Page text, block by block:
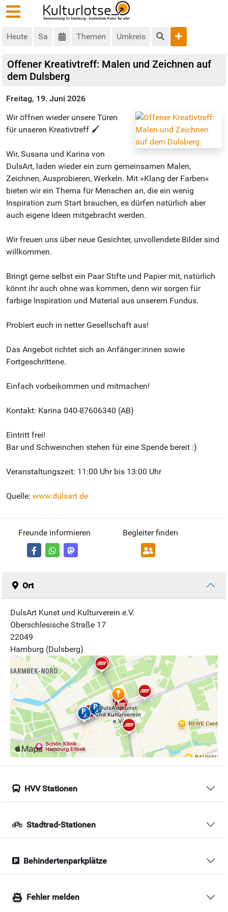
Heute Sa Themen Umkreis
Offener Kreativtreff: Malen und Zeichnen auf
dem Dulsberg
Freitag, 19. Juni 2026
Wir öffnen wieder unsere Türen
für unseren Kreativtreff 🖌
Wir, Susana und Karina von
DulsArt, laden wieder ein zum gemeinsamen Malen,
Zeichnen, Ausprobieren, Werkeln. Mit »Klang der Farben«
bieten wir ein Thema für Menschen an, die ein wenig
Inspiration zum Start brauchen, es dürfen natürlich aber
auch eigene Ideen mitgebracht werden.
Wir freuen uns über neue Gesichter, unvollendete Bilder sind
willkommen.
Bringt gerne selbst ein Paar Stifte und Papier mit, natürlich
könnt ihr auch ohne was kommen, denn wir sorgen für
farbige Inspiration und Material aus unserem Fundus.
Probiert euch in netter Gesellschaft aus!
Das Angebot richtet sich an Anfänger:innen sowie
Fortgeschrittene.
Einfach vorbeikommen und mitmachen!
Kontakt: Karina 040-87606340 (AB)
Eintritt frei!
Bar und Schweinchen stehen für eine Spende bereit :)
Veranstaltungszeit: 11:00 Uhr bis 13:00 Uhr
Quelle: www.dulsart.de
Freunde informieren Begleiter finden
Ort
DulsArt Kunst und Kulturverein e.V.
Oberschlesische Straße 17
22049
Hamburg (Dulsberg)
HVV Stationen
Stadtrad-Stationen
Behindertenparkplätze
Fehler melden